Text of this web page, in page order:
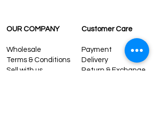
OUR COMPANY
Wholesale
Terms & Conditions
Sell with us
Customer Care
Payment
Delivery
Return & Exchange